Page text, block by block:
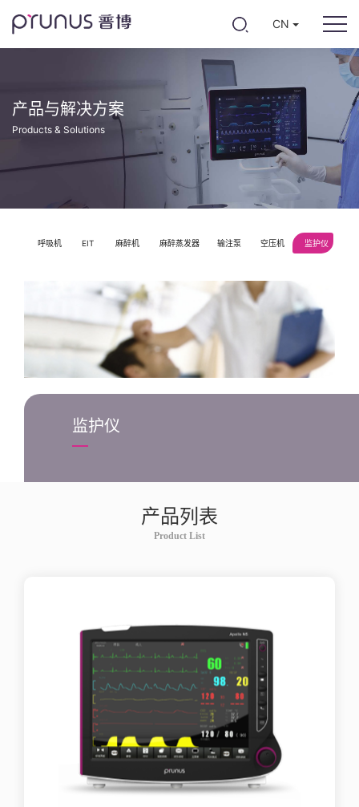
CN
产品与解决方案
Products & Solutions
呼吸机 EIT 麻醉机 麻醉蒸发器 输注泵 空压机 监护仪
监护仪
产品列表
Product List